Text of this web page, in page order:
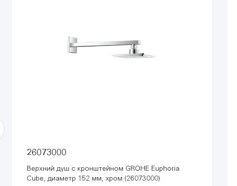
26073000
Верхний душ с кронштейном GROHE Euphoria
Cube, диаметр 152 мм, хром (26073000)